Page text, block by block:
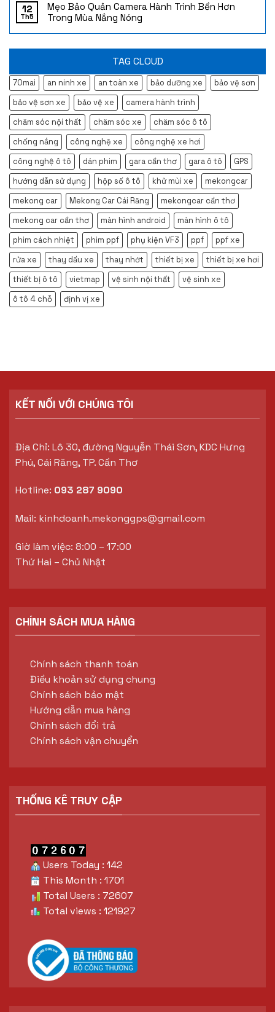
12
Th5
Mẹo Bảo Quản Camera Hành Trình Bền Hơn
Trong Mùa Nắng Nóng
TAG CLOUD
70mai an ninh xe an toàn xe bảo dưỡng xe
bảo vệ sơn
bảo vệ sơn xe
bảo vệ xe
camera hành trình
chăm sóc nội thất
chăm sóc xe
chăm sóc ô tô
chống nắng
công nghệ xe
công nghệ xe hơi
công nghệ ô tô
dán phim gara cần thơ gara ô tô
GPS
hướng dẫn sử dụng
hộp số ô tô khử mùi xe
mekongcar
mekong car
Mekong Car Cái Răng
mekongcar cần thơ
mekong car cần thơ
màn hình android
màn hình ô tô
phim cách nhiệt
phim ppf phụ kiện VF3 ppf
ppf xe
rửa xe
thay dầu xe thay nhớt thiết bị xe
thiết bị xe hơi
thiết bị ô tô
vietmap vệ sinh nội thất
vệ sinh xe
ô tô 4 chỗ
định vị xe
KẾT NỐI VỚI CHÚNG TÔI
Địa Chỉ: Lô 30, đường Nguyễn Thái Sơn, KDC Hưng
Phú, Cái Răng, TP. Cần Thơ
Hotline: 093 287 9090
Mail: kinhdoanh.mekonggps@gmail.com
Giờ làm việc: 8:00 – 17:00
Thứ Hai – Chủ Nhật
CHÍNH SÁCH MUA HÀNG
Chính sách thanh toán
Điều khoản sử dụng chung
Chính sách bảo mật
Hướng dẫn mua hàng
Chính sách đổi trả
Chính sách vận chuyển
THỐNG KÊ TRUY CẬP
Users Today : 142
This Month : 1701
Total Users : 72607
Total views : 121927